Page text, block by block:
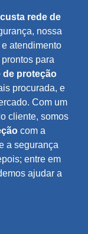
rede de
nossa
e atendimento
para
de proteção
procurada, e
Com um
cliente, somos
com a
a segurança
entre em
ajudar a